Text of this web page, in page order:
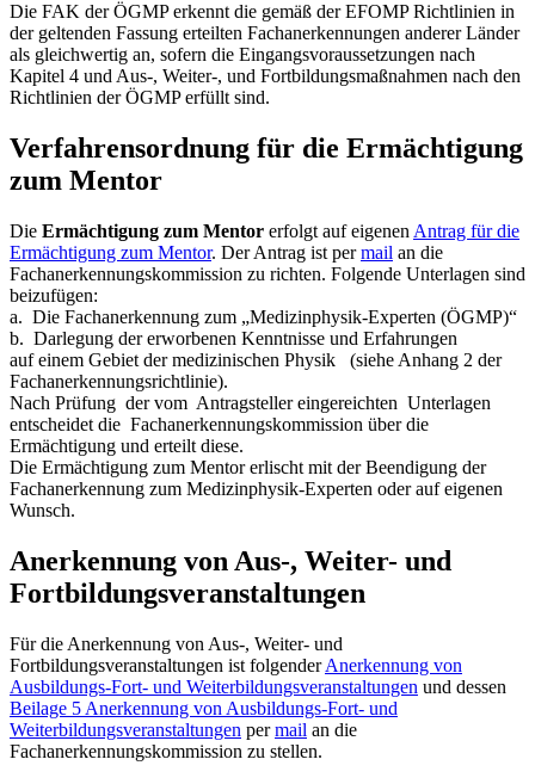
Die FAK der ÖGMP erkennt die gemäß der EFOMP Richtlinien in
der geltenden Fassung erteilten Fachanerkennungen anderer Länder
als gleichwertig an, sofern die Eingangsvoraussetzungen nach
Kapitel 4 und Aus-, Weiter-, und Fortbildungsmaßnahmen nach den
Richtlinien der ÖGMP erfüllt sind.
Verfahrensordnung für die Ermächtigung
zum Mentor
Die Ermächtigung zum Mentor erfolgt auf eigenen Antrag für die
Ermächtigung zum Mentor. Der Antrag ist permail an die
Fachanerkennungskommission zu richten. Folgende Unterlagen sind
beizufügen:
a. Die Fachanerkennung zum „Medizinphysik-Experten (ÖGMP)“
b. Darlegung der erworbenen Kenntnisse und Erfahrungen
auf einem Gebiet der medizinischen Physik (siehe Anhang 2 der
Fachanerkennungsrichtlinie).
Nach Prüfung der vom Antragsteller eingereichten Unterlagen
entscheidet die Fachanerkennungskommission über die
Ermächtigung und erteilt diese.
Die Ermächtigung zum Mentor erlischt mit der Beendigung der
Fachanerkennung zum Medizinphysik-Experten oder auf eigenen
Wunsch.
Anerkennung von Aus-, Weiter- und
Fortbildungsveranstaltungen
Für die Anerkennung von Aus-, Weiter- und
Fortbildungsveranstaltungen ist folgenderAnerkennung von
Ausbildungs-Fort- und Weiterbildungsveranstaltungen und dessen
Beilage 5 Anerkennung von Ausbildungs-Fort- und
Weiterbildungsveranstaltungen permail an die
Fachanerkennungskommission zu stellen.